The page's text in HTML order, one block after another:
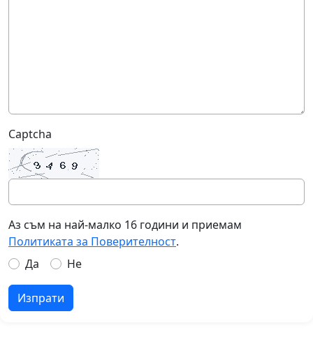
Captcha
Аз съм на най-малко 16 години и приемам
Политиката за Поверителност.
Да
Не
Изпрати